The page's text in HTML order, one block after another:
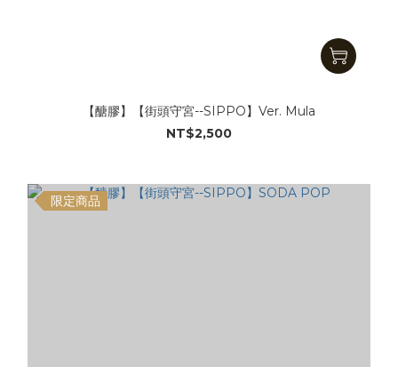
【醣膠】【街頭守宮--SIPPO】Ver. Mula
NT$2,500
限定商品